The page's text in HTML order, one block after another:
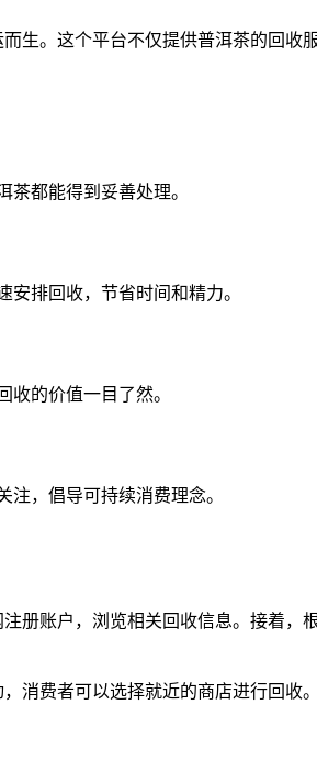
而生。这个平台不仅提供普洱茶的回收
茶都能得到妥善处理。
安排回收，节省时间和精力。
收的价值一目了然。
注，倡导可持续消费理念。
册账户，浏览相关回收信息。接着
消费者可以选择就近的商店进行回收